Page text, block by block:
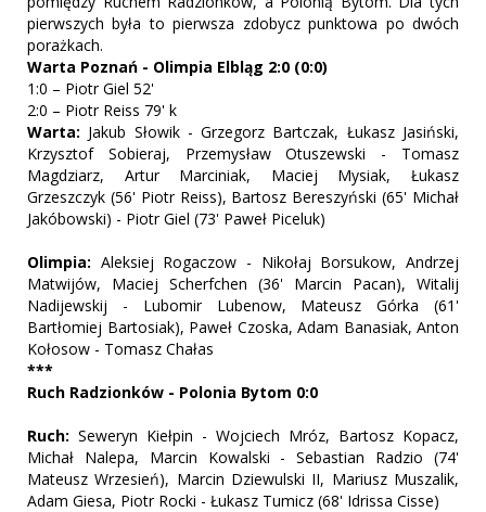
pierwszych była to pierwsza zdobycz punktowa po dwóch
porażkach.
Warta Poznań - Olimpia Elbląg 2:0 (0:0)
1:0 – Piotr Giel 52'
2:0 – Piotr Reiss 79' k
Warta: Jakub Słowik - Grzegorz Bartczak, Łukasz Jasiński,
Krzysztof Sobieraj, Przemysław Otuszewski - Tomasz
Magdziarz, Artur Marciniak, Maciej Mysiak, Łukasz
Grzeszczyk (56' Piotr Reiss), Bartosz Bereszyński (65' Michał
Jakóbowski) - Piotr Giel (73' Paweł Piceluk)
Olimpia: Aleksiej Rogaczow - Nikołaj Borsukow, Andrzej
Matwijów, Maciej Scherfchen (36' Marcin Pacan), Witalij
Nadijewskij - Lubomir Lubenow, Mateusz Górka (61'
Bartłomiej Bartosiak), Paweł Czoska, Adam Banasiak, Anton
Kołosow - Tomasz Chałas
***
Ruch Radzionków - Polonia Bytom 0:0
Ruch: Seweryn Kiełpin - Wojciech Mróz, Bartosz Kopacz,
Michał Nalepa, Marcin Kowalski - Sebastian Radzio (74'
Mateusz Wrzesień), Marcin Dziewulski II, Mariusz Muszalik,
Adam Giesa, Piotr Rocki - Łukasz Tumicz (68' Idrissa Cisse)